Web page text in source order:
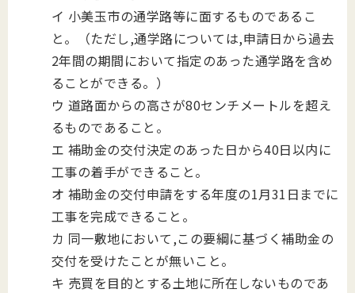
イ 小美玉市の通学路等に面するものであるこ
と。（ただし,通学路については,申請日から過去
2年間の期間において指定のあった通学路を含め
ることができる。）
ウ 道路面からの高さが80センチメートルを超え
るものであること。
エ 補助金の交付決定のあった日から40日以内に
工事の着手ができること。
オ 補助金の交付申請をする年度の1月31日までに
工事を完成できること。
カ 同一敷地において,この要綱に基づく補助金の
交付を受けたことが無いこと。
キ 売買を目的とする土地に所在しないものであ